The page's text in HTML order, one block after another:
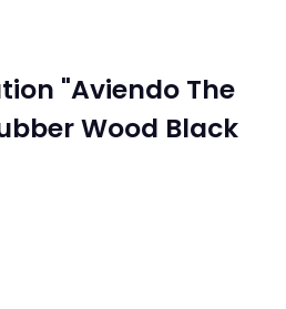
"Aviendo The
Wood Black